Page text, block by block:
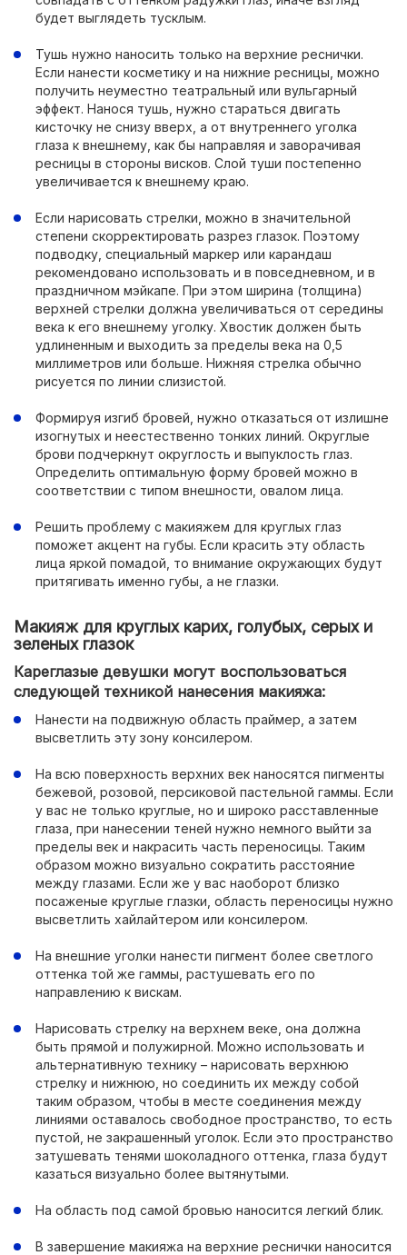
будет выглядеть тусклым.
Тушь нужно наносить только на верхние реснички.
Если нанести косметику и на нижние ресницы, можно
получить неуместно театральный или вульгарный
эффект. Нанося тушь, нужно стараться двигать
кисточку не снизу вверх, а от внутреннего уголка
глаза к внешнему, как бы направляя и заворачивая
ресницы в стороны висков. Слой туши постепенно
увеличивается к внешнему краю.
Если нарисовать стрелки, можно в значительной
степени скорректировать разрез глазок. Поэтому
подводку, специальный маркер или карандаш
рекомендовано использовать и в повседневном, и в
праздничном мэйкапе. При этом ширина (толщина)
верхней стрелки должна увеличиваться от середины
века к его внешнему уголку. Хвостик должен быть
удлиненным и выходить за пределы века на 0,5
миллиметров или больше. Нижняя стрелка обычно
рисуется по линии слизистой.
Формируя изгиб бровей, нужно отказаться от излишне
изогнутых и неестественно тонких линий. Округлые
брови подчеркнут округлость и выпуклость глаз.
Определить оптимальную форму бровей можно в
соответствии с типом внешности, овалом лица.
Решить проблему с макияжем для круглых глаз
поможет акцент на губы. Если красить эту область
лица яркой помадой, то внимание окружающих будут
притягивать именно губы, а не глазки.
Макияж для круглых карих, голубых, серых и
зеленых глазок
Кареглазые девушки могут воспользоваться
следующей техникой нанесения макияжа:
Нанести на подвижную область праймер, а затем
высветлить эту зону консилером.
На всю поверхность верхних век наносятся пигменты
бежевой, розовой, персиковой пастельной гаммы. Если
у вас не только круглые, но и широко расставленные
глаза, при нанесении теней нужно немного выйти за
пределы век и накрасить часть переносицы. Таким
образом можно визуально сократить расстояние
между глазами. Если же у вас наоборот близко
посаженые круглые глазки, область переносицы нужно
высветлить хайлайтером или консилером.
На внешние уголки нанести пигмент более светлого
оттенка той же гаммы, растушевать его по
направлению к вискам.
Нарисовать стрелку на верхнем веке, она должна
быть прямой и полужирной. Можно использовать и
альтернативную технику – нарисовать верхнюю
стрелку и нижнюю, но соединить их между собой
таким образом, чтобы в месте соединения между
линиями оставалось свободное пространство, то есть
пустой, не закрашенный уголок. Если это пространство
затушевать тенями шоколадного оттенка, глаза будут
казаться визуально более вытянутыми.
На область под самой бровью наносится легкий блик.
В завершение макияжа на верхние реснички наносится